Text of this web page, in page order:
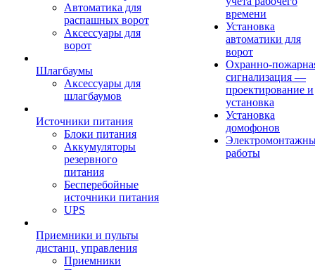
Автоматика для
распашных ворот
Аксессуары для
ворот
Шлагбаумы
Аксессуары для
шлагбаумов
Источники питания
Блоки питания
Аккумуляторы
резервного
питания
Бесперебойные
источники питания
UPS
Приемники и пульты
дистанц. управления
Приемники
времени
Установка
автоматики для
ворот
Охранно-
сигнализация —
проектирование и
установка
Установка
домофонов
работы